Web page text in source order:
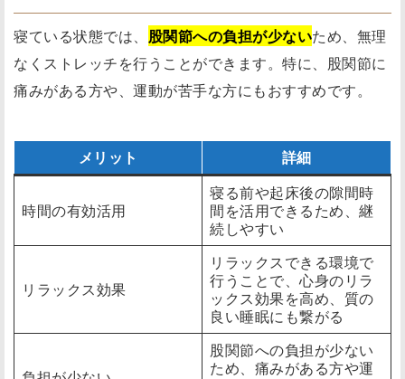
寝ている状態では、 股関節への負担が少ないため、無理
なくストレッチを行うことができます。特に、股関節に
痛みがある方や、運動が苦手な方にもおすすめです。
メリット 詳細
時間の有効活用
寝る前や起床後の隙間時
間を活用できるため、継
続しやすい
リラックス効果
リラックスできる環境で
行うことで、心身のリラ
ックス効果を高め、質の
良い睡眠にも繋がる
股関節への負担が少ない
ため、痛みがある方や運